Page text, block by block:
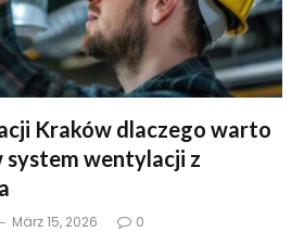
Kraków dlaczego warto
wentylacji z
März 15, 2026 0